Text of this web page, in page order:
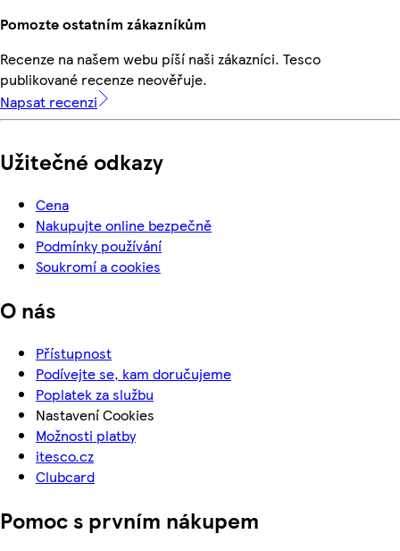
Pomozte ostatním zákazníkům
Recenze na našem webu píší naši zákazníci. Tesco
publikované recenze neověřuje.
Napsat recenzi
Užitečné odkazy
Cena
Nakupujte online bezpečně
Podmínky používání
Soukromí a cookies
O nás
Přístupnost
Podívejte se, kam doručujeme
Poplatek za službu
Nastavení Cookies
Možnosti platby
itesco.cz
Clubcard
Pomoc s prvním nákupem